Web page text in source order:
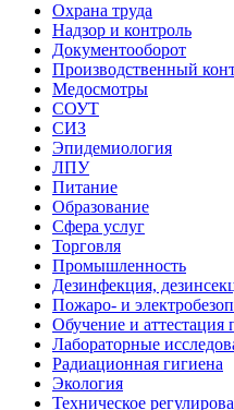
Охрана труда
Надзор и контроль
Документооборот
Производственный
Медосмотры
СОУТ
СИЗ
Эпидемиология
ЛПУ
Питание
Образование
Сфера услуг
Торговля
Промышленность
Дезинфекция,
Пожаро- и
Обучение и аттестация
Лабораторные
Радиационная гигиена
Экология
Техническое